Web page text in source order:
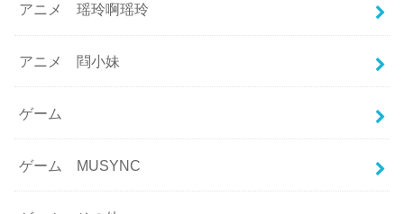
アニメ 瑶玲啊瑶玲
アニメ 閰小妹
ゲーム
ゲーム MUSYNC